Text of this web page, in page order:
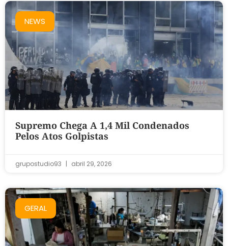
NEWS
Supremo Chega A 1,4 Mil Condenados
Pelos Atos Golpistas
grupostudio93 abril 29, 2026
GERAL